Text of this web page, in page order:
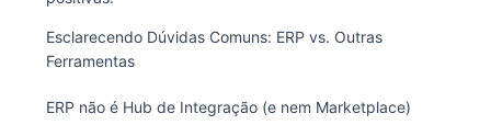
Esclarecendo Dúvidas Comuns: ERP vs. Outras
Ferramentas
ERP não é Hub de Integração (e nem Marketplace)